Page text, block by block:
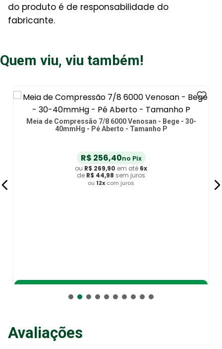
do produto é de responsabilidade do
fabricante.
Quem viu, viu também!
Meia de Compressão 7/8 6000 Venosan - Bege - 30-
40mmHg - Pé Aberto - Tamanho P
R$ 256,40no Pix
ou R$ 269,90 em até 6x
de R$ 44,98 sem juros
ou 12x com juros
Avaliações